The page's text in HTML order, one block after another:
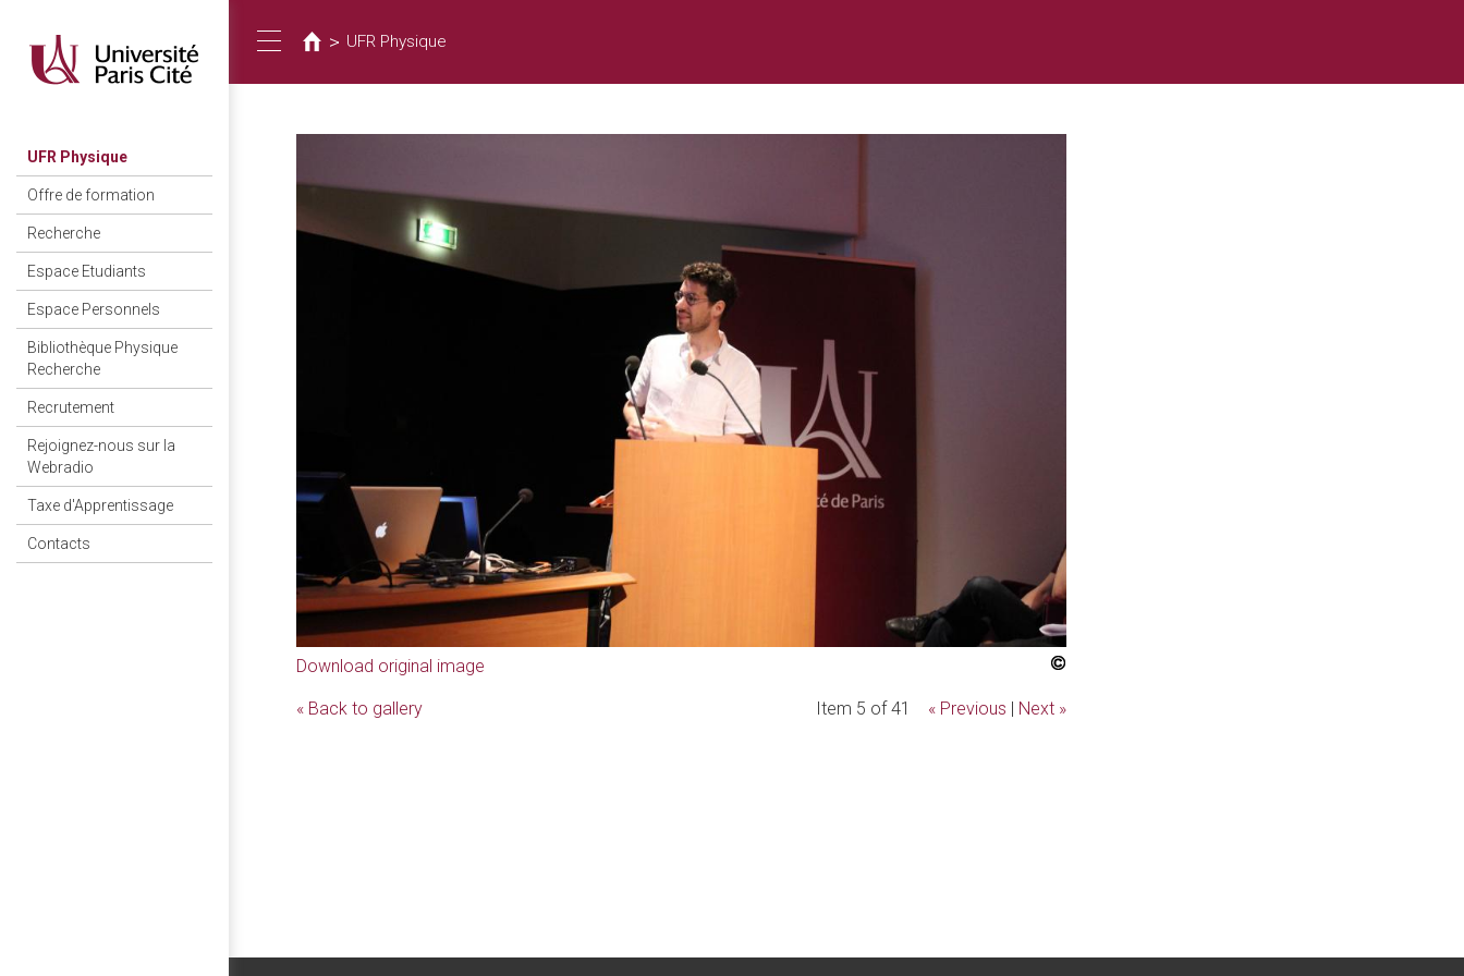
contenu
principal
UFR Physique
Offre de formation
Recherche
Espace Etudiants
Espace Personnels
Bibliothèque Physique
Recherche
Recrutement
Rejoignez-nous sur la
Webradio
Taxe d'Apprentissage
Contacts
Toggle
êtes
ici
> UFR Physique
Download original image
« Back to gallery Item 5 of 41 « Previous | Next »